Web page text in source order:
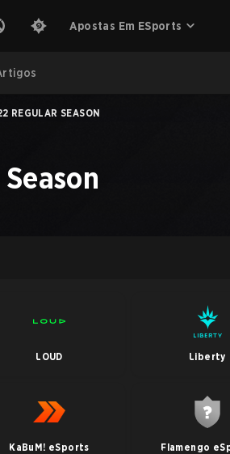
Apostas Em ESports
REGULAR SEASON
LOUD Liberty
KaBuM! eSports Flamengo